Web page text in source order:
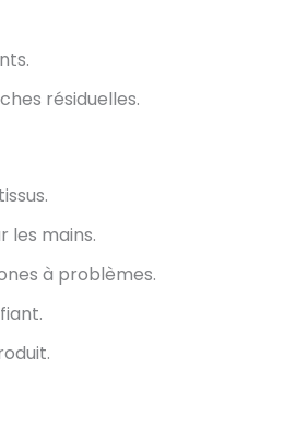
résiduelles.
les mains.
à problèmes.